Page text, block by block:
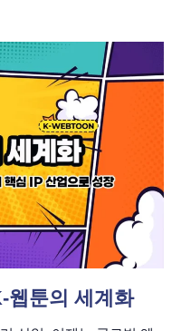
웹툰의 세계화